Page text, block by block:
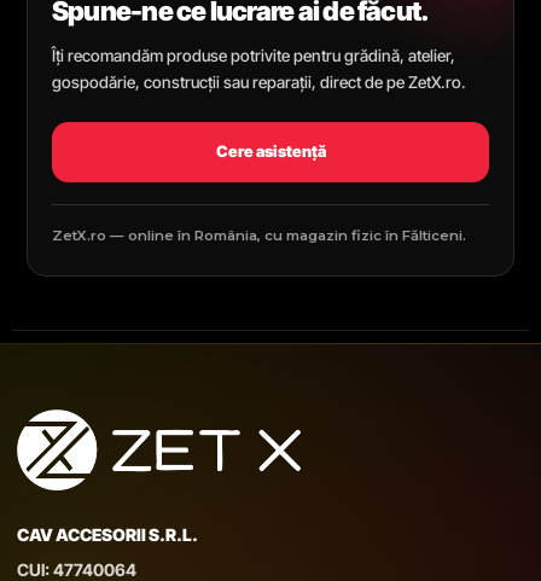
Spune-ne ce lucrare ai de făcut.
Îți recomandăm produse potrivite pentru grădină, atelier,
gospodărie, construcții sau reparații, direct de pe ZetX.ro.
Cere asistență
ZetX.ro — online în România, cu magazin fizic în Fălticeni.
CAV ACCESORII S.R.L.
CUI: 47740064